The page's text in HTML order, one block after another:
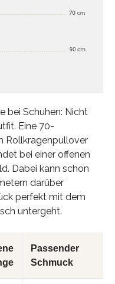
bei Schuhen: Nicht
Eine 70-
Rollkragenpullover
bei einer offenen
Dabei kann schon
darüber
perfekt mit dem
untergeht.
Passender
Schmuck